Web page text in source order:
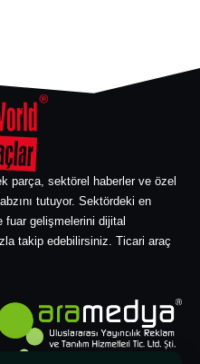
parça, sektörel haberler ve özel
tutuyor. Sektördeki en
fuar gelişmelerini dijital
takip edebilirsiniz. Ticari araç